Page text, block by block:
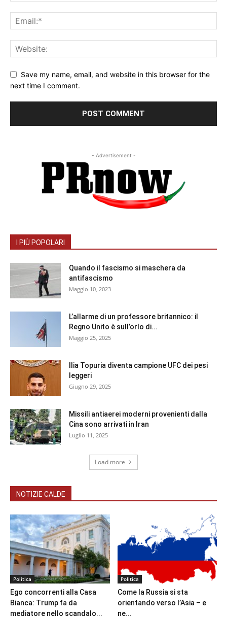
Save my name, email, and website in this browser for the
next time I comment.
- Advertisement -
I PIÙ POPOLARI
Quando il fascismo si maschera da
antifascismo
Maggio 10, 2023
L’allarme di un professore britannico: il
Regno Unito è sull’orlo di...
Maggio 25, 2025
Ilia Topuria diventa campione UFC dei pesi
leggeri
Giugno 29, 2025
Missili antiaerei moderni provenienti dalla
Cina sono arrivati in Iran
Luglio 11, 2025
Load more
NOTIZIE CALDE
Politica
Ego concorrenti alla Casa
Bianca: Trump fa da
mediatore nello scandalo...
Politica
Come la Russia si sta
orientando verso l’Asia – e
ne...